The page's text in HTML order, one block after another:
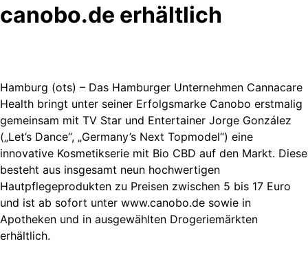
canobo.de erhältlich
Hamburg (ots) – Das Hamburger Unternehmen Cannacare
Health bringt unter seiner Erfolgsmarke Canobo erstmalig
gemeinsam mit TV Star und Entertainer Jorge González
(„Let’s Dance“, „Germany’s Next Topmodel“) eine
innovative Kosmetikserie mit Bio CBD auf den Markt. Diese
besteht aus insgesamt neun hochwertigen
Hautpflegeprodukten zu Preisen zwischen 5 bis 17 Euro
und ist ab sofort unter www.canobo.de sowie in
Apotheken und in ausgewählten Drogeriemärkten
erhältlich.